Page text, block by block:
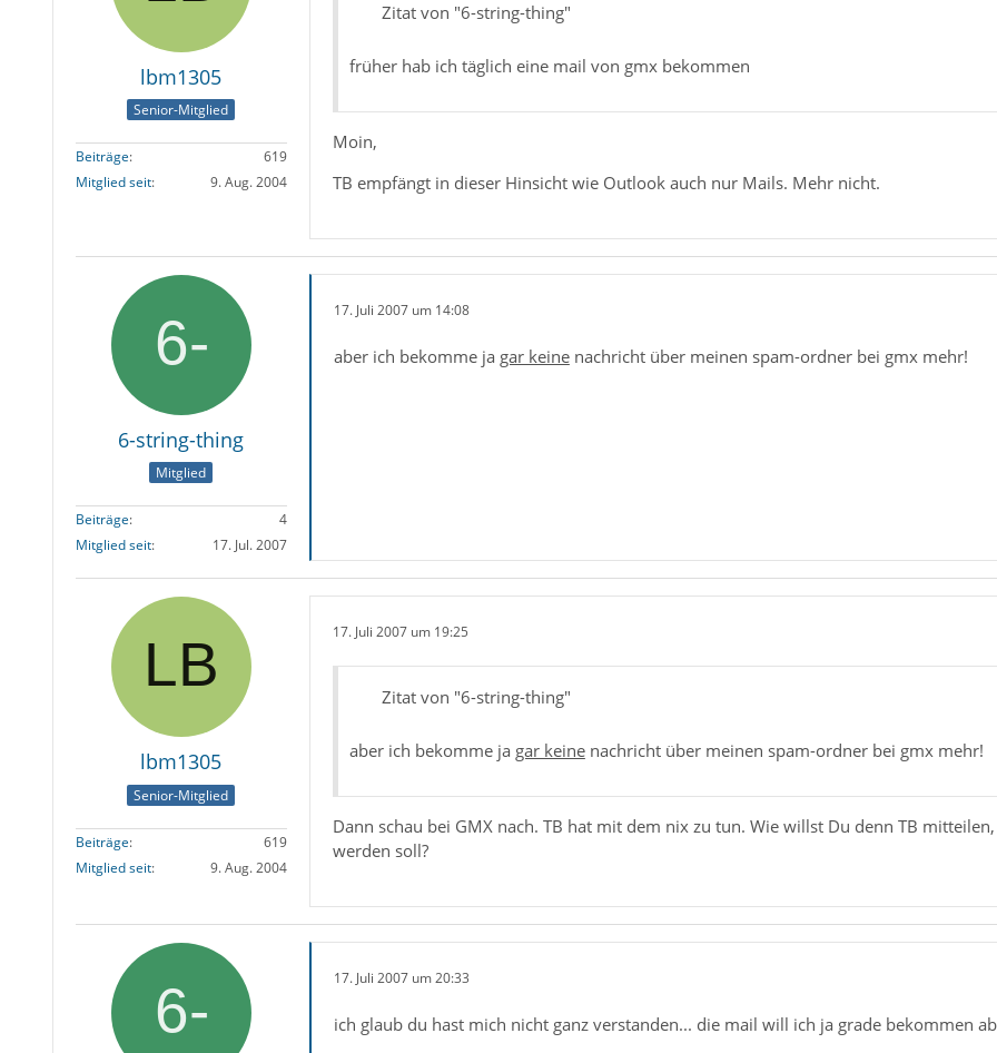
lbm1305
Senior-Mitglied
Beiträge
619
Mitglied seit
9. Aug. 2004
Zitat von "6-string-thing"
früher hab ich täglich eine mail von gmx bekommen
Moin,
TB empfängt in dieser Hinsicht wie Outlook auch nur Mails. Mehr nicht.
6-string-thing
Mitglied
Beiträge
4
Mitglied seit
17. Jul. 2007
17. Juli 2007 um 14:08
aber ich bekomme ja gar keinenachricht über meinen spam-ordner bei gmx mehr!
lbm1305
Senior-Mitglied
Beiträge
619
Mitglied seit
9. Aug. 2004
17. Juli 2007 um 19:25
Zitat von "6-string-thing"
aber ich bekomme ja gar keinenachricht über meinen spam-ordner bei gmx mehr!
Dann schau bei GMX nach. TB hat mit dem nix zu tun. Wie willst Du denn TB
werden soll?
17. Juli 2007 um 20:33
ich glaub du hast mich nicht ganz verstanden... die mail will ich ja grade bekommen